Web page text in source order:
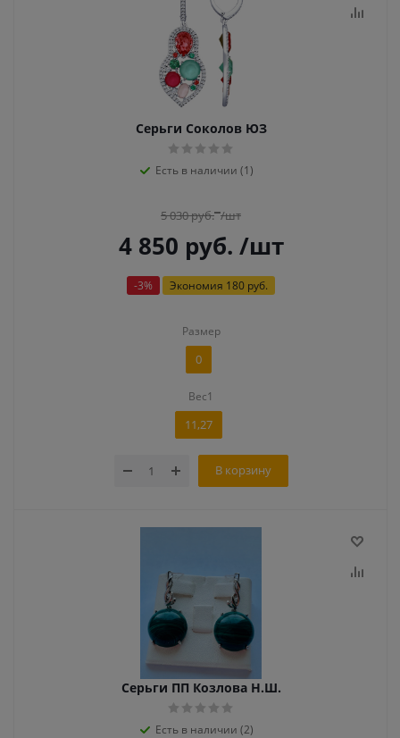
Серьги Соколов ЮЗ
Есть в наличии (1)
5 030руб. /шт
4 850 руб. /шт
-3% Экономия 180 руб.
Размер
0
Вес1
11,27
В корзину
Серьги ПП Козлова Н.Ш.
Есть в наличии (2)